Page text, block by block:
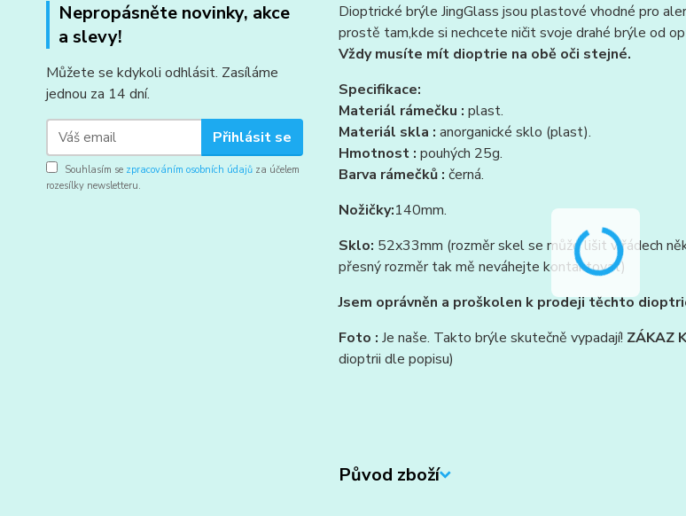
Nepropásněte novinky, akce
a slevy!
Můžete se kdykoli odhlásit. Zasíláme
jednou za 14 dní.
Přihlásit se
Souhlasím se zpracováním osobních údajů za účelem
rozesílky newsletteru.
Dioptrické brýle JingGlass jsou plastové vhodné pro
prostě tam,kde si nechcete ničit svoje drahé brýle od
Vždy musíte mít dioptrie na obě oči stejné.
Specifikace:
Materiál rámečku : plast.
Materiál skla : anorganické sklo (plast).
Hmotnost : pouhých 25g.
Barva rámečků : černá.
Nožičky:140mm.
Sklo: 52x33mm (rozměr skel se může lišit v řádech
přesný rozměr tak mě neváhejte kontaktovat)
Jsem oprávněn a proškolen k prodeji těchto
Foto : Je naše. Takto brýle skutečně vypadají! ZÁKAZ
dioptrii dle popisu)
Původ zboží